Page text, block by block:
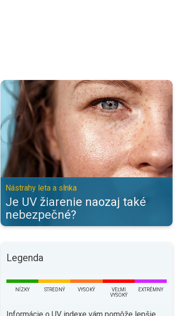
Je UV žiarenie naozaj také nebezpečné?. Nástrahy
Nástrahy leta a slnka
Je UV žiarenie naozaj také
nebezpečné?
Legenda
NÍZKY STREDNÝ VYSOKÝ
VEĽMI
VYSOKÝ
EXTRÉMNY
Informácie o UV indexe vám pomôže lepšie